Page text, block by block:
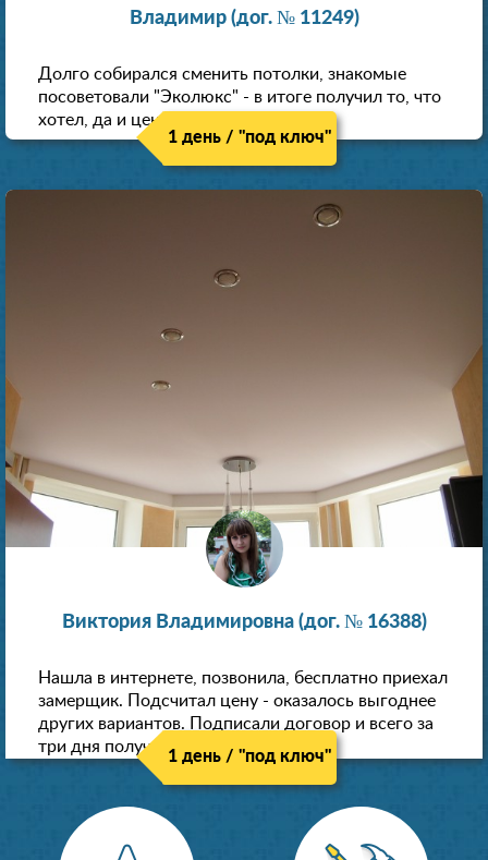
Владимир (дог. № 11249)
Долго собирался сменить потолки, знакомые
посоветовали "Эколюкс" - в итоге получил то, что
хотел, да и цена нормальная.
1 день / "под ключ"
Виктория Владимировна (дог. № 16388)
Нашла в интернете, позвонила, бесплатно приехал
замерщик. Подсчитал цену - оказалось выгоднее
других вариантов. Подписали договор и всего за
три дня получили новые потолки!
1 день / "под ключ"